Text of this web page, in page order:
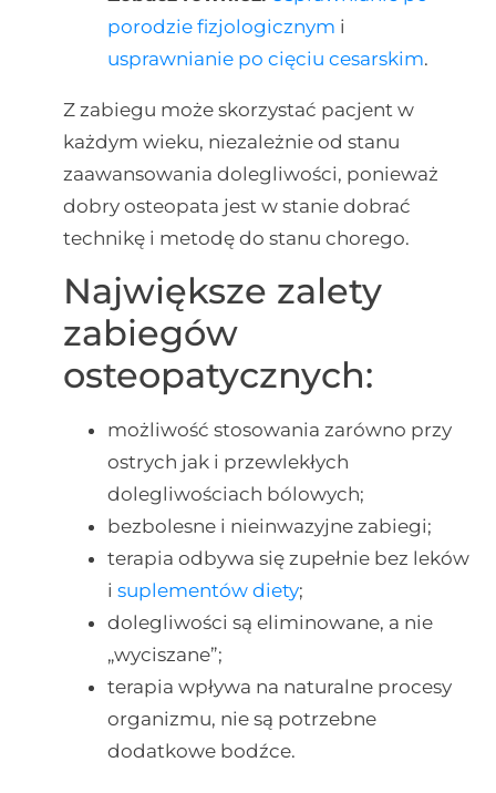
porodzie fizjologicznym i
usprawnianie po cięciu cesarskim.
Z zabiegu może skorzystać pacjent w
każdym wieku, niezależnie od stanu
zaawansowania dolegliwości, ponieważ
dobry osteopata jest w stanie dobrać
technikę i metodę do stanu chorego.
Największe zalety
zabiegów
osteopatycznych:
możliwość stosowania zarówno przy
ostrych jak i przewlekłych
dolegliwościach bólowych;
bezbolesne i nieinwazyjne zabiegi;
terapia odbywa się zupełnie bez leków
i suplementów diety;
dolegliwości są eliminowane, a nie
„wyciszane”;
terapia wpływa na naturalne procesy
organizmu, nie są potrzebne
dodatkowe bodźce.